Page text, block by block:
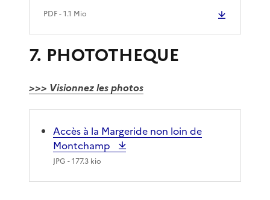
PDF- 1.1 Mio
7. PHOTOTHEQUE
>>> Visionnez les photos
Accès à la Margeride non loin de
Montchamp
JPG - 177.3 kio